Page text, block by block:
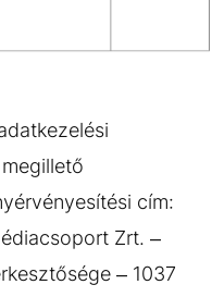
cím:
Zrt. –
– 1037